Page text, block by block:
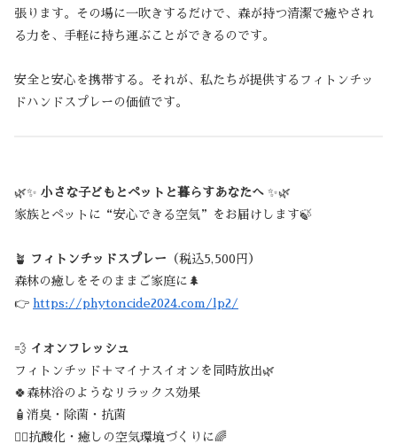
張ります。その場に一吹きするだけで、森が持つ清潔で癒やされ
る力を、手軽に持ち運ぶことができるのです。
安全と安心を携帯する。それが、私たちが提供するフィトンチッ
ドハンドスプレーの価値です。
🌿✨ 小さな子どもとペットと暮らすあなたへ ✨🌿
家族とペットに“安心できる空気”をお届けします🍃
🪴 フィトンチッドスプレー （税込5,500円）
森林の癒しをそのままご家庭に🌲
👉 https://phytoncide2024.com/lp2/
💨 イオンフレッシュ
フィトンチッド＋マイナスイオンを同時放出🌿
🍀森林浴のようなリラックス効果
🧴消臭・除菌・抗菌
🧘‍♀️抗酸化・癒しの空気環境づくりに🌈